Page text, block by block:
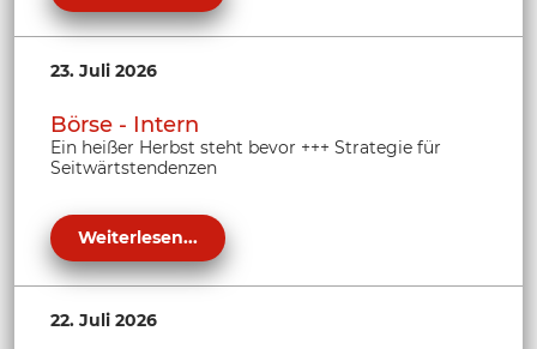
23. Juli 2026
Börse - Intern
Ein heißer Herbst steht bevor +++ Strategie für
Seitwärtstendenzen
Weiterlesen...
22. Juli 2026